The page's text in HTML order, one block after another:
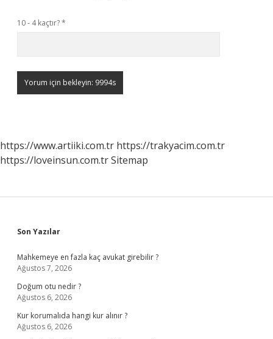
10 - 4 kaçtır?*
https://www.artiiki.com.tr https://trakyacim.com.tr
https://loveinsun.com.trSitemap
Sidebar
Son Yazılar
Mahkemeye en fazla kaç avukat girebilir ?
Ağustos 7, 2026
Doğum otu nedir ?
Ağustos 6, 2026
Kur korumalıda hangi kur alınır ?
Ağustos 6, 2026